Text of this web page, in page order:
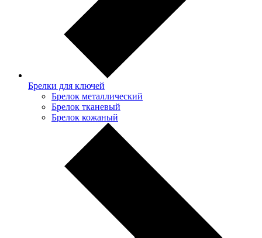
Брелки для ключей
Брелок металлический
Брелок тканевый
Брелок кожаный